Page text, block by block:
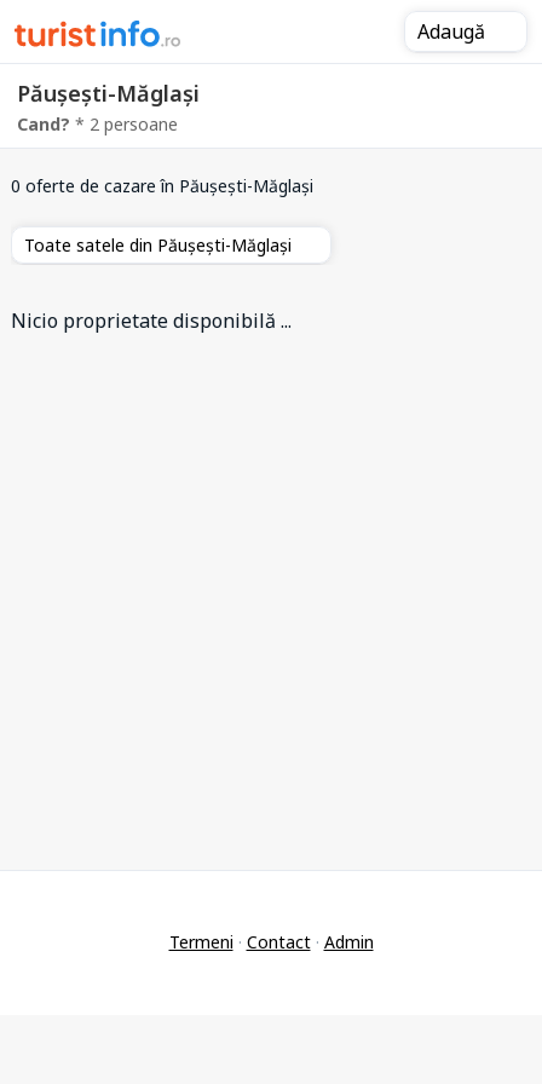
Adaugă
Păușești-Măglași
Cand? * 2 persoane
0 oferte de cazareîn Păușești-Măglași
Toate satele din Păușești-Măglași
Nicio proprietate disponibilă ...
Termeni · Contact· Admin